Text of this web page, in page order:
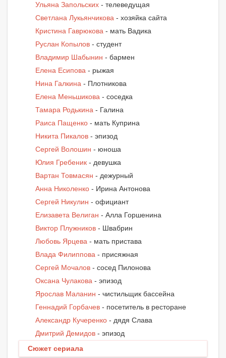
Ульяна Запольских - телеведущая
Светлана Лукьянчикова - хозяйка cайта
Кристина Гаврюкова - мать Вадика
Руслан Копылов - студент
Владимир Шабынин - бармен
Елена Есипова - рыжая
Нина Галкина - Плотникова
Елена Меньшикова - соседка
Тамара Родькина - Галина
Раиса Пащенко - мать Куприна
Никита Пикалов - эпизод
Сергей Волошин - юноша
Юлия Гребеник - девушка
Вартан Товмасян - дежурный
Анна Николенко - Ирина Антонова
Сергей Никулин - официант
Елизавета Велиган - Алла Горшенина
Виктор Плужников - Швабрин
Любовь Ярцева - мать пристава
Влада Филиппова - присяжная
Сергей Мочалов - сосед Пилонова
Оксана Чулакова - эпизод
Ярослав Маланин - чистильщик бассейна
Геннадий Горбачев - посетитель в ресторане
Александр Кучеренко - дядя Слава
Дмитрий Демидов - эпизод
Сюжет сериала